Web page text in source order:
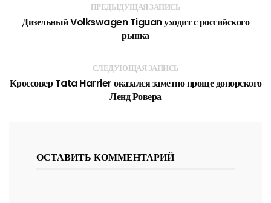
ПРЕДЫДУЩАЯ ЗАПИСЬ
Дизельный Volkswagen Tiguan уходит с российского
рынка
СЛЕДУЮЩАЯ ЗАПИСЬ
Кроссовер Tata Harrier оказался заметно проще донорского
Ленд Ровера
ОСТАВИТЬ КОММЕНТАРИЙ